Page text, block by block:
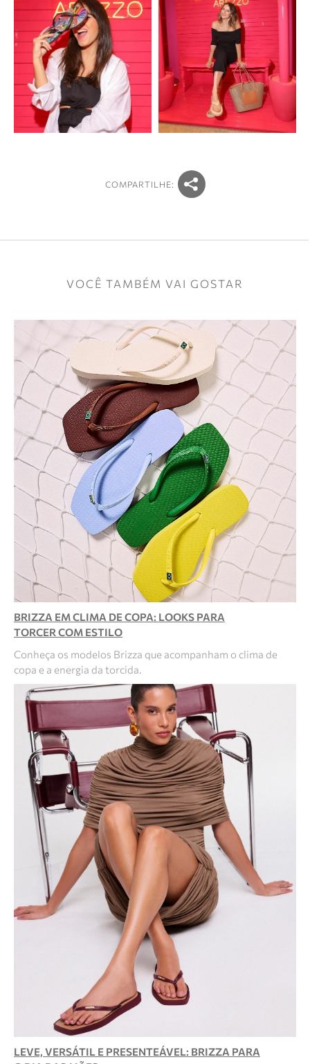
COMPARTILHE:
VOCÊ TAMBÉM VAI GOSTAR
BRIZZA EM CLIMA DE COPA: LOOKS PARA
TORCER COM ESTILO
Conheça os modelos Brizza que acompanham o clima de
copa e a energia da torcida.
LEVE, VERSÁTIL E PRESENTEÁVEL: BRIZZA PARA